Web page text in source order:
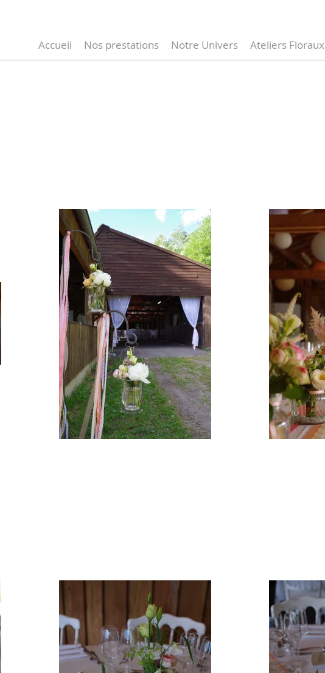
Accueil Nos prestations Notre Univers Ateliers Floraux